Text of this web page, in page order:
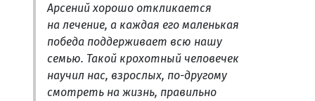
Арсений хорошо откликается
на лечение, а каждая его маленькая
победа поддерживает всю нашу
семью. Такой крохотный человечек
научил нас, взрослых, по-другому
смотреть на жизнь, правильно